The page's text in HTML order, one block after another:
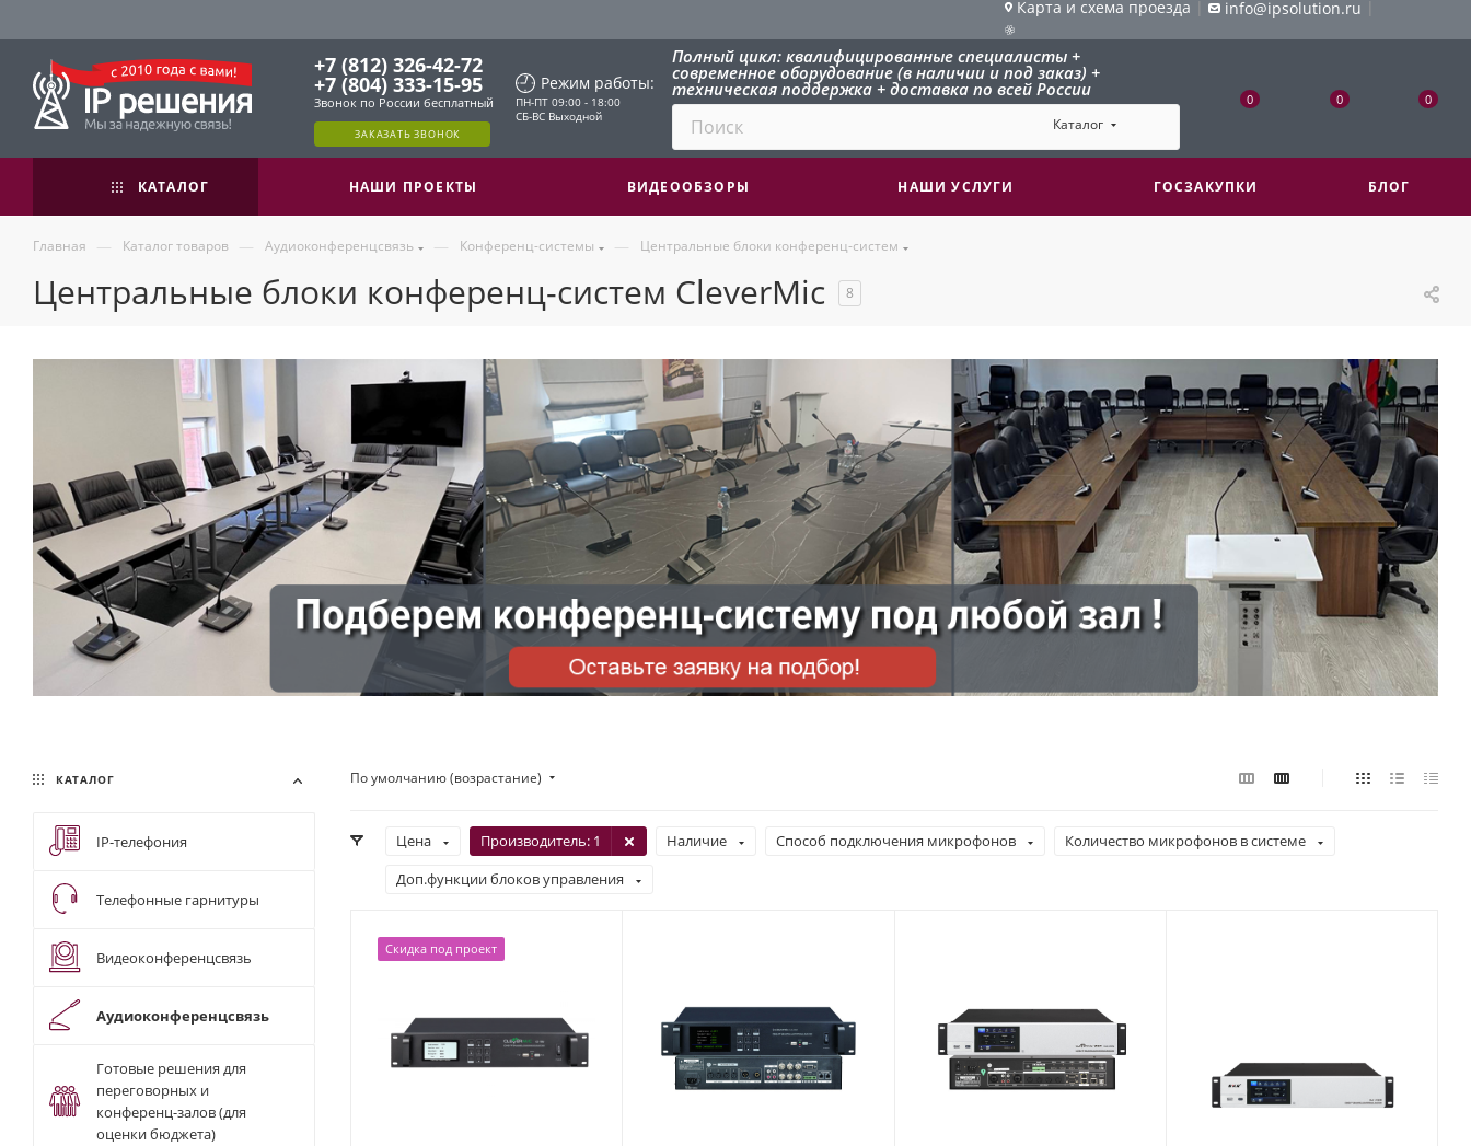
Карта и схема проезда | info@ipsolution.ru |
+7 (812) 326-42-72
+7 (804) 333-15-95
Звонок по России бесплатный
ЗАКАЗАТЬ ЗВОНОК
Режим работы:
ПН-ПТ 09:00 - 18:00
СБ-ВС Выходной
Полный цикл: квалифицированные специалисты +
современное оборудование (в наличии и под заказ) +
техническая поддержка + доставка по всей России
Каталог
0 0 0
КАТАЛОГ НАШИ ПРОЕКТЫ ВИДЕООБЗОРЫ НАШИ УСЛУГИ ГОСЗАКУПКИ БЛОГ
Главная — Каталог товаров — Аудиоконференцсвязь — Конференц-системы — Центральные блоки конференц-систем
Центральные блоки конференц-систем CleverMic 8
По умолчанию (возрастание)
Цена Производитель: 1 Наличие Способ подключения микрофонов
Количество микрофонов в системе
Доп.функции блоков управления
Скидка под проект
КАТАЛОГ
IP-телефония
Телефонные гарнитуры
Видеоконференцсвязь
Аудиоконференцсвязь
Готовые решения для
переговорных и
конференц-залов (для
оценки бюджета)